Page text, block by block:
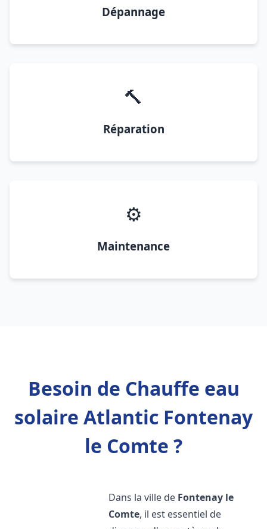
Dépannage
🔨
Réparation
⚙️
Maintenance
Besoin de Chauffe eau
solaire Atlantic Fontenay
le Comte ?
Dans la ville de Fontenay le
Comte, il est essentiel de